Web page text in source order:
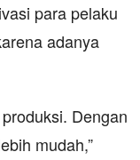
para pelaku
adanya
Dengan
mudah,”